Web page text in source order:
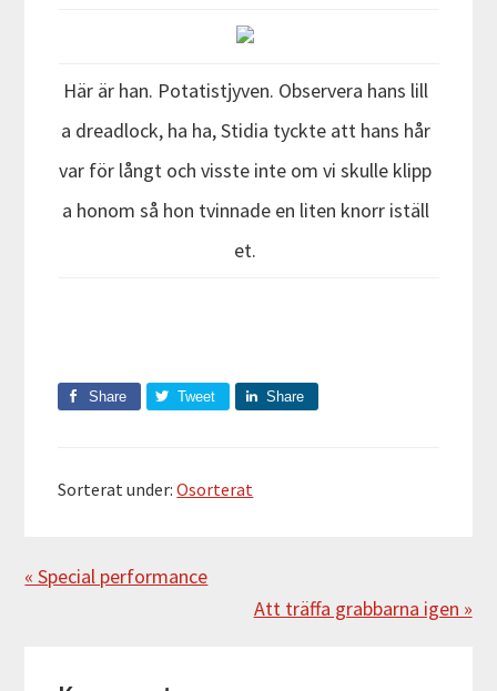
Här är han. Potatistjyven. Observera hans lill
a dreadlock, ha ha, Stidia tyckte att hans hår
var för långt och visste inte om vi skulle klipp
a honom så hon tvinnade en liten knorr iställ
et.
Share Tweet Share
Sorterat under:Osorterat
Föregående
« Special performance
Nästa
Att träffa grabbarna igen »